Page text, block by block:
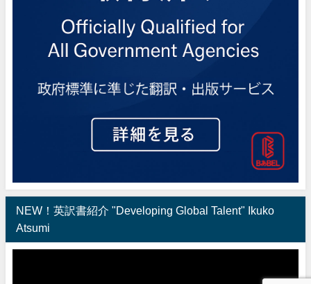
NEW！英訳書紹介 "Developing Global Talent" Ikuko
Atsumi